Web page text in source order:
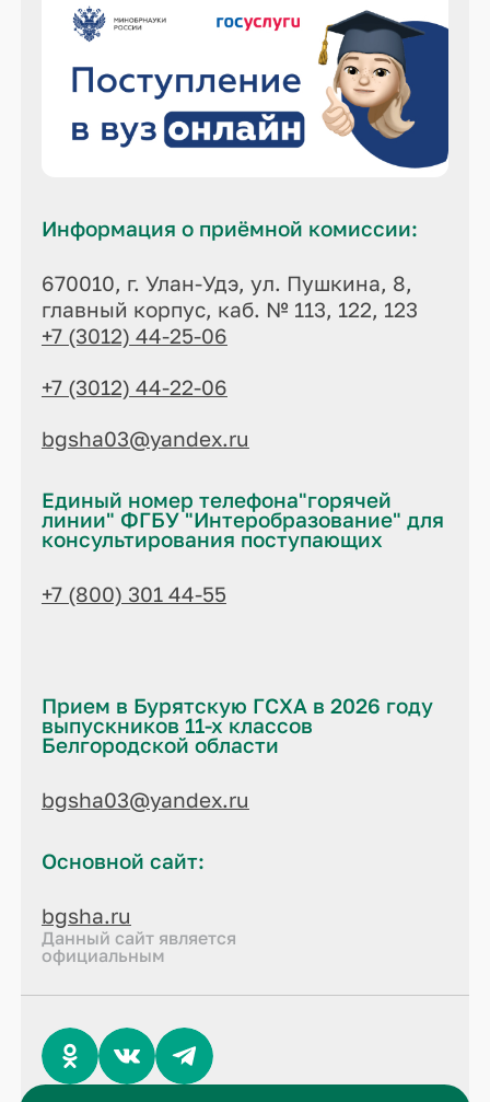
Информация о приёмной комиссии:
670010, г. Улан-Удэ, ул. Пушкина, 8,
главный корпус, каб. № 113, 122, 123
+7 (3012) 44-25-06
+7 (3012) 44-22-06
bgsha03@yandex.ru
Единый номер телефона"горячей
линии" ФГБУ "Интеробразование" для
консультирования поступающих
+7 (800) 301 44-55
Прием в Бурятскую ГСХА в 2026 году
выпускников 11-х классов
Белгородской области
bgsha03@yandex.ru
Основной сайт:
bgsha.ru
Данный сайт является
официальным